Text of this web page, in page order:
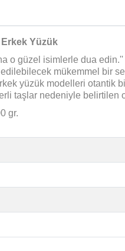
Yüzük
güzel isimlerle dua
mükemmel bir
yüzük modelleri
taşlar nedeniyle belirtilen
gr.